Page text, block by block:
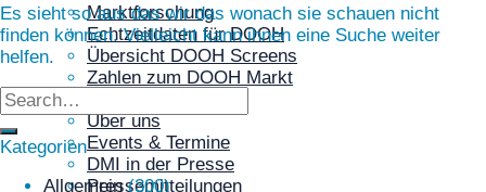
Marktforschung
Echtzeitdaten für DOOH
Übersicht DOOH Screens
Zahlen zum DOOH Markt
DMI
Über uns
Events & Termine
DMI in der Presse
Pressemitteilungen
Es sieht so aus das wir das wonach sie schauen nicht
finden können. Vielleicht kann ihnen eine Suche weiter
helfen.
Kategorien
Allgemein(300)